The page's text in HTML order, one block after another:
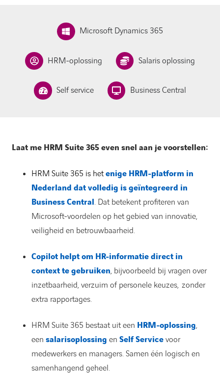
Microsoft Dynamics 365
HRM-oplossing Salaris oplossing
Self service Business Central
Laat me HRM Suite 365 even snel aan je voorstellen:
HRM Suite 365 is hetenige HRM-platform in
Nederland dat volledig is geïntegreerd in
Business Central. Dat betekent profiteren van
Microsoft-voordelen op het gebied van innovatie,
veiligheid en betrouwbaarheid.
Copilot helpt om HR-informatie direct in
context te gebruiken, bijvoorbeeld bij vragen over
inzetbaarheid, verzuim of personele keuzes, zonder
extra rapportages.
HRM Suite 365 bestaat uit een HRM-oplossing,
een salarisoplossing en Self Servicevoor
medewerkers en managers. Samen één logisch en
samenhangend geheel.